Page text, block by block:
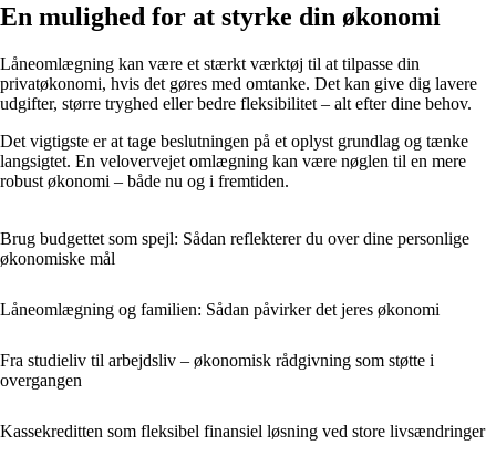
En mulighed for at styrke din økonomi
Låneomlægning kan være et stærkt værktøj til at tilpasse din
privatøkonomi, hvis det gøres med omtanke. Det kan give dig lavere
udgifter, større tryghed eller bedre fleksibilitet – alt efter dine behov.
Det vigtigste er at tage beslutningen på et oplyst grundlag og tænke
langsigtet. En velovervejet omlægning kan være nøglen til en mere
robust økonomi – både nu og i fremtiden.
Brug budgettet som spejl: Sådan reflekterer du over dine personlige
økonomiske mål
Låneomlægning og familien: Sådan påvirker det jeres økonomi
Fra studieliv til arbejdsliv – økonomisk rådgivning som støtte i
overgangen
Kassekreditten som fleksibel finansiel løsning ved store livsændringer